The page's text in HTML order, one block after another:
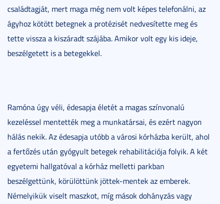
családtagját, mert maga még nem volt képes telefonálni, az
ágyhoz kötött betegnek a protézisét nedvesítette meg és
tette vissza a kiszáradt szájába. Amikor volt egy kis ideje,
beszélgetett is a betegekkel.
Ramóna úgy véli, édesapja életét a magas színvonalú
kezeléssel mentették meg a munkatársai, és ezért nagyon
hálás nekik. Az édesapja utóbb a városi kórházba került, ahol
a fertőzés után gyógyult betegek rehabilitációja folyik. A két
egyetemi hallgatóval a kórház melletti parkban
beszélgettünk, körülöttünk jöttek-mentek az emberek.
Némelyikük viselt maszkot, míg mások dohányzás vagy